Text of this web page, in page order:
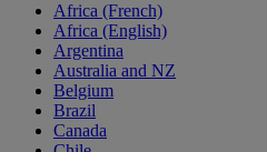
Africa (French)
Africa (English)
Argentina
Australia and NZ
Belgium
Brazil
Canada